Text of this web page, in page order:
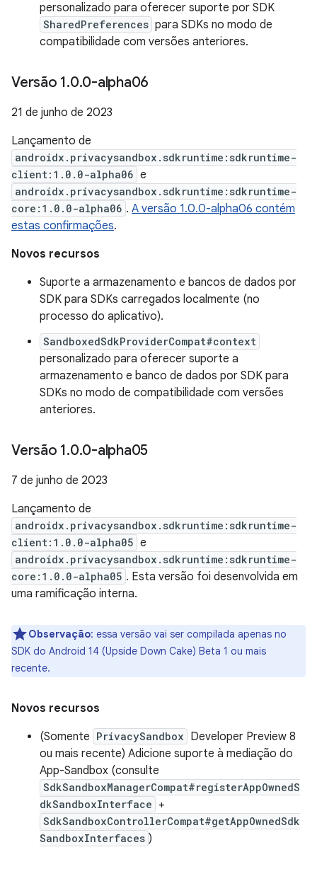
personalizado para oferecer suporte por SDK
SharedPreferences para SDKs no modo de
compatibilidade com versões anteriores.
Versão 1.0.0-alpha06
21 de junho de 2023
Lançamento de
androidx.privacysandbox.sdkruntime:sdkruntime-
client:1.0.0-alpha06 e
androidx.privacysandbox.sdkruntime:sdkruntime-
core:1.0.0-alpha06 . A versão 1.0.0-alpha06 contém
estas confirmações.
Novos recursos
Suporte a armazenamento e bancos de dados por
SDK para SDKs carregados localmente (no
processo do aplicativo).
SandboxedSdkProviderCompat#context
personalizado para oferecer suporte a
armazenamento e banco de dados por SDK para
SDKs no modo de compatibilidade com versões
anteriores.
Versão 1.0.0-alpha05
7 de junho de 2023
Lançamento de
androidx.privacysandbox.sdkruntime:sdkruntime-
client:1.0.0-alpha05 e
androidx.privacysandbox.sdkruntime:sdkruntime-
core:1.0.0-alpha05 . Esta versão foi desenvolvida em
uma ramificação interna.
Observação: essa versão vai ser compilada apenas no
SDK do Android 14 (Upside Down Cake) Beta 1 ou mais
recente.
Novos recursos
(Somente PrivacySandbox Developer Preview 8
ou mais recente) Adicione suporte à mediação do
App-Sandbox (consulte
SdkSandboxManagerCompat#registerAppOwnedS
dkSandboxInterface +
SdkSandboxControllerCompat#getAppOwnedSdk
SandboxInterfaces )